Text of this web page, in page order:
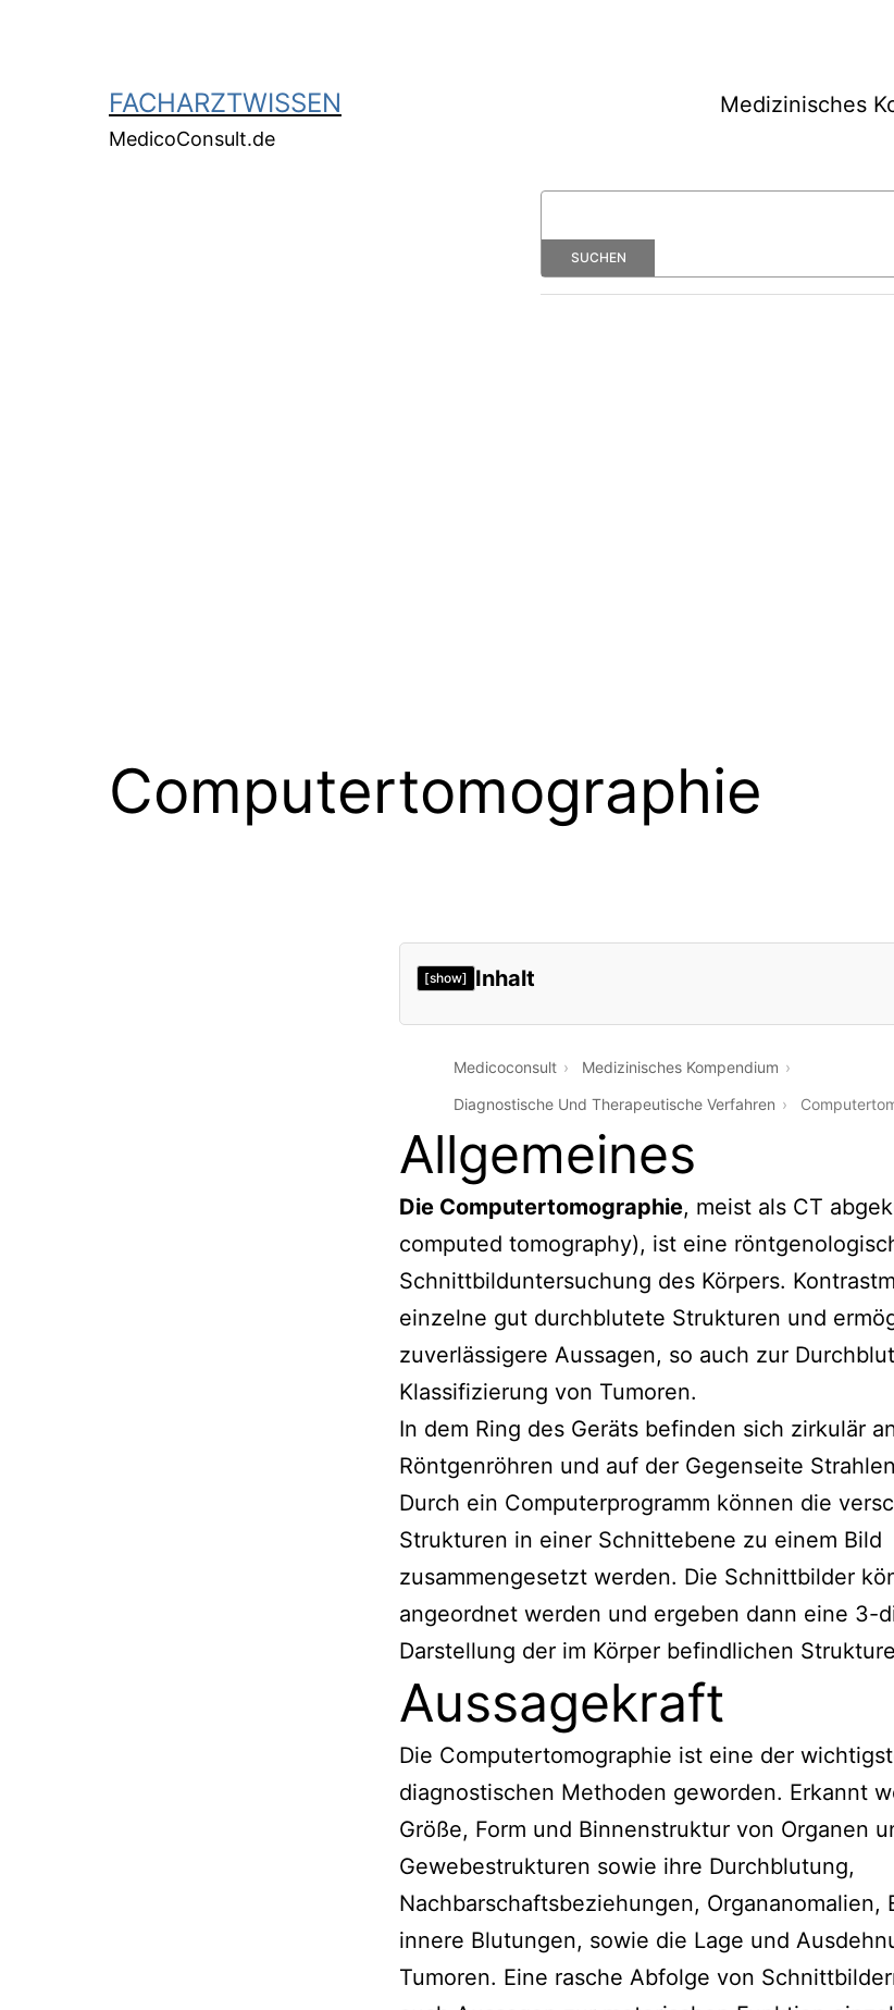
FACHARZTWISSEN
MedicoConsult.de
Medizinisches
Computertomographie
[show] Inhalt
Medicoconsult
Medizinisches Kompendium
Diagnostische Und Therapeutische Verfahren
Allgemeines
Die Computertomographie, meist als CT
computed tomography), ist eine
Schnittbilduntersuchung des Körpers.
einzelne gut durchblutete Strukturen und
zuverlässigere Aussagen, so auch zur
Klassifizierung von Tumoren.
In dem Ring des Geräts befinden sich zirkulär
Röntgenröhren und auf der Gegenseite
Durch ein Computerprogramm können die
Strukturen in einer Schnittebene zu einem Bild
zusammengesetzt werden. Die Schnittbilder
angeordnet werden und ergeben dann eine 3-
Darstellung der im Körper befindlichen
Aussagekraft
Die Computertomographie ist eine der
diagnostischen Methoden geworden. Erkannt
Größe, Form und Binnenstruktur von Organen
Gewebestrukturen sowie ihre Durchblutung,
Nachbarschaftsbeziehungen, Organanomalien,
innere Blutungen, sowie die Lage und
Tumoren. Eine rasche Abfolge von